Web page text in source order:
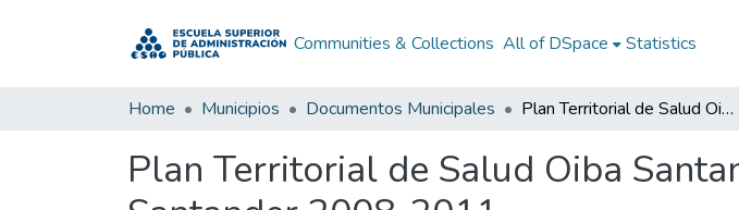
Communities & Collections All of DSpace Statistics
Home Municipios Documentos Municipales Plan Territorial de Salud Oiba Santander 2008-2011: PTS Oiba Santander 2008-2011
Plan Territorial de Salud Oiba